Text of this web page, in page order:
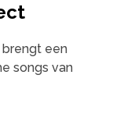
een
songs van